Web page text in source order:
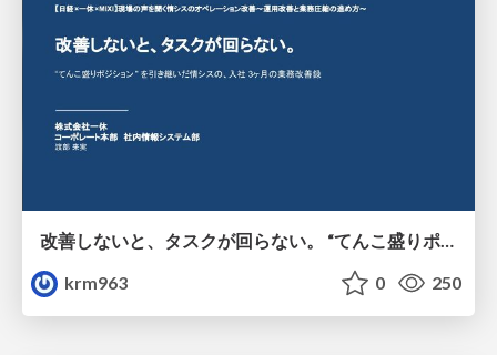
改善しないと、タスクが回らない。 “てんこ盛りポジション” を引き継いだ情シスの、入社3ヶ月の業務改善録
krm963
0 250